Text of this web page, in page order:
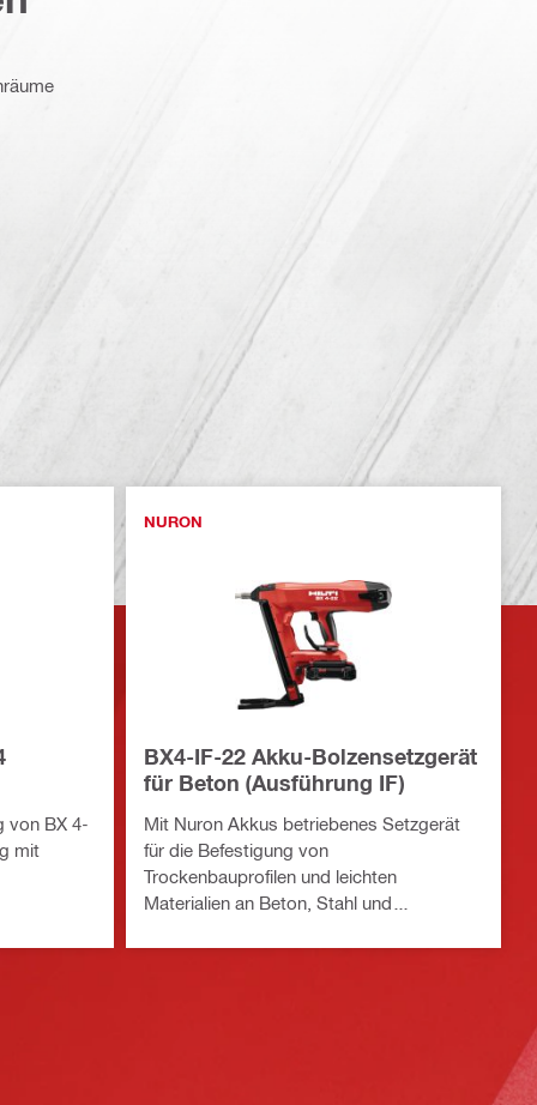
von BX 4-
mit
NURON
BX4-IF-22 Akku-Bolzensetzgerät
für Beton (Ausführung IF)
Mit Nuron Akkus betriebenes Setzgerät
für die Befestigung von
Trockenbauprofilen und leichten
Materialien an Beton, Stahl und